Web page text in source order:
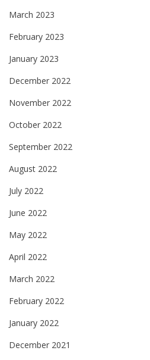
March 2023
February 2023
January 2023
December 2022
November 2022
October 2022
September 2022
August 2022
July 2022
June 2022
May 2022
April 2022
March 2022
February 2022
January 2022
December 2021